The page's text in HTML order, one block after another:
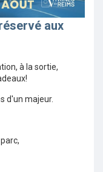
aux
à la sortie,
d'un majeur.